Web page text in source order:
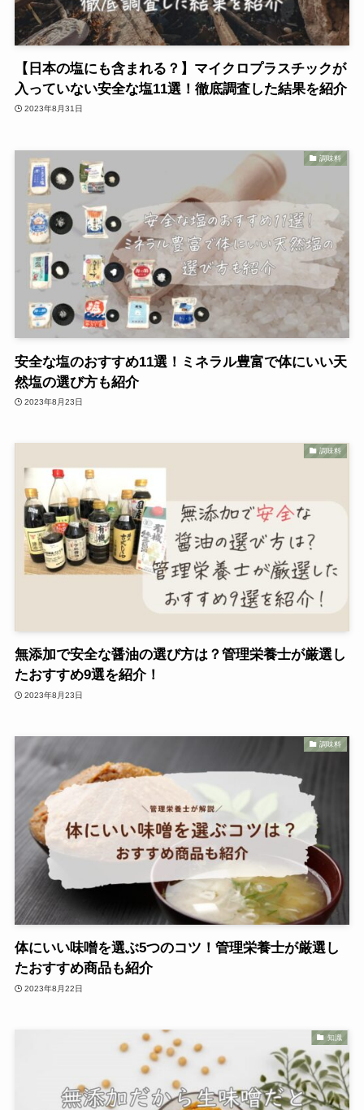
【日本の塩にも含まれる？】マイクロプラスチックが
入っていない安全な塩11選！徹底調査した結果を紹介
2023年8月31日
調味料
安全な塩のおすすめ11選！ミネラル豊富で体にいい天
然塩の選び方も紹介
2023年8月23日
調味料
無添加で安全な醤油の選び方は？管理栄養士が厳選し
たおすすめ9選を紹介！
2023年8月23日
調味料
体にいい味噌を選ぶ5つのコツ！管理栄養士が厳選し
たおすすめ商品も紹介
2023年8月22日
知識